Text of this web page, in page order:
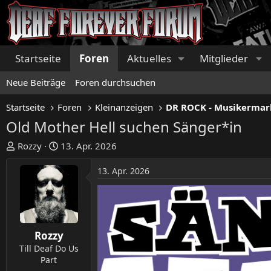
Startseite Foren Aktuelles Mitglieder
Neue Beiträge Foren durchsuchen
Startseite Foren Kleinanzeigen DR ROCK -
Old Mother Hell suchen Sänger*in
E
r
s
r
Rozzy
E
r
s
t
e
l
l
t
a
13. Apr. 2026
Rozzy
Till Deaf Do Us
Part
13. Apr. 2026